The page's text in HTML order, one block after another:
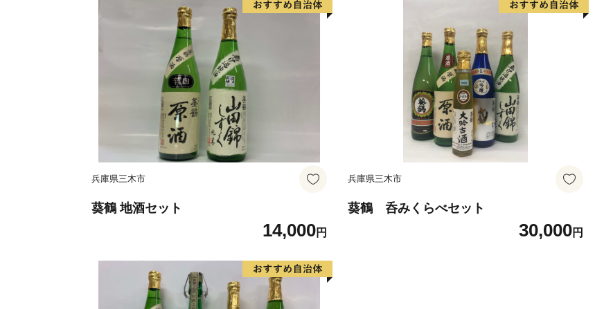
兵庫県三木市
葵鶴 地酒セット
14,000円
兵庫県三木市
葵鶴 呑みくらべセット
30,000円